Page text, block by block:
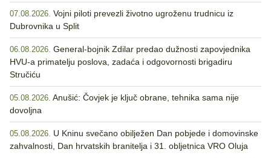
07.08.2026. Vojni piloti prevezli životno ugroženu trudnicu iz
Dubrovnika u Split
06.08.2026. General-bojnik Zdilar predao dužnosti zapovjednika
HVU-a primatelju poslova, zadaća i odgovornosti brigadiru
Stručiću
05.08.2026. Anušić: Čovjek je ključ obrane, tehnika sama nije
dovoljna
05.08.2026. U Kninu svečano obilježen Dan pobjede i domovinske
zahvalnosti, Dan hrvatskih branitelja i 31. obljetnica VRO Oluja